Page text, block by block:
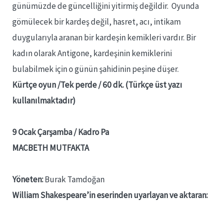
günümüzde de güncelliğini yitirmiş değildir. Oyunda
gömülecek bir kardeş değil, hasret, acı, intikam
duygularıyla aranan bir kardeşin kemikleri vardır. Bir
kadın olarak Antigone, kardeşinin kemiklerini
bulabilmek için o günün şahidinin peşine düşer.
Kürtçe oyun /Tek perde / 60 dk.(Türkçe üst yazı
kullanılmaktadır)
9 Ocak Çarşamba / Kadro Pa
MACBETH MUTFAKTA
Yöneten:Burak Tamdoğan
William Shakespeare’in eserinden uyarlayan ve aktaran: